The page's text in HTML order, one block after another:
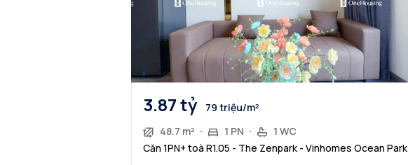
3.87 tỷ
79 triệu/m²
48.7 m²
1 PN
1 WC
Căn 1PN+ toà R1.05 - The Zenpark - Vinhomes Ocean Park